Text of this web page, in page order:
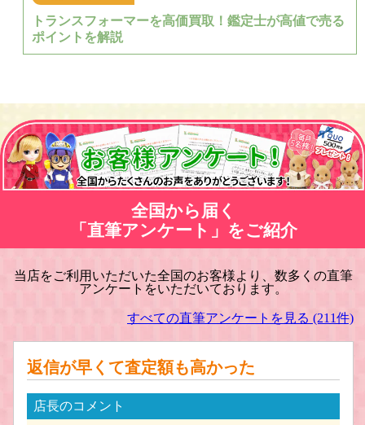
トランスフォーマーを高価買取！鑑定士が高値で売る
ポイントを解説
全国から届く
「直筆アンケート」をご紹介
当店をご利用いただいた全国のお客様より、数多くの直筆
アンケートをいただいております。
すべての直筆アンケートを見る (211件)
返信が早くて査定額も高かった
店長のコメント